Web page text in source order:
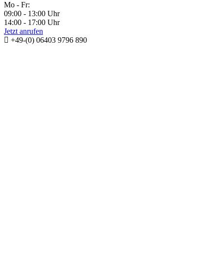
Mo - Fr:
09:00 - 13:00 Uhr
14:00 - 17:00 Uhr
Jetzt anrufen
+49-(0) 06403 9796 890